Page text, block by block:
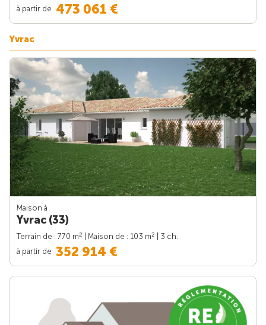
à partir de 473 061 €
Yvrac
Maison à
Yvrac (33)
Terrain de : 770 m2 | Maison de : 103 m2
| 3 ch.
à partir de 352 914 €